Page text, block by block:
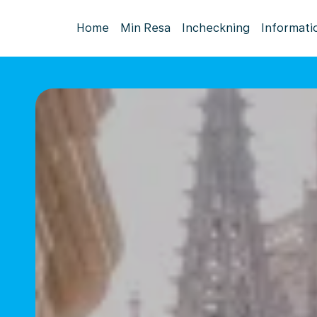
Home Min Resa Incheckning